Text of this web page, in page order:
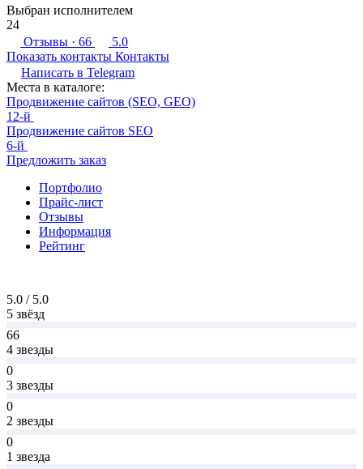
Выбран исполнителем
24
Отзывы · 66
5.0
Показать контакты Контакты
Написать в Telegram
Места в каталоге:
Продвижение сайтов (SEO, GEO)
12-й
Продвижение сайтов SEO
6-й
Предложить заказ
Портфолио
Прайс-лист
Отзывы
Информация
Рейтинг
5.0 / 5.0
5 звёзд
66
4 звезды
0
3 звезды
0
2 звезды
0
1 звезда